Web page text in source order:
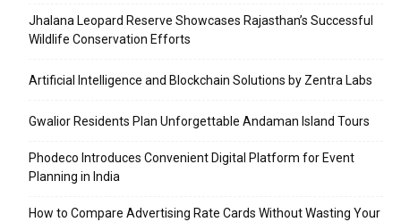
Jhalana Leopard Reserve Showcases Rajasthan’s Successful
Wildlife Conservation Efforts
Artificial Intelligence and Blockchain Solutions by Zentra Labs
Gwalior Residents Plan Unforgettable Andaman Island Tours
Phodeco Introduces Convenient Digital Platform for Event
Planning in India
How to Compare Advertising Rate Cards Without Wasting Your